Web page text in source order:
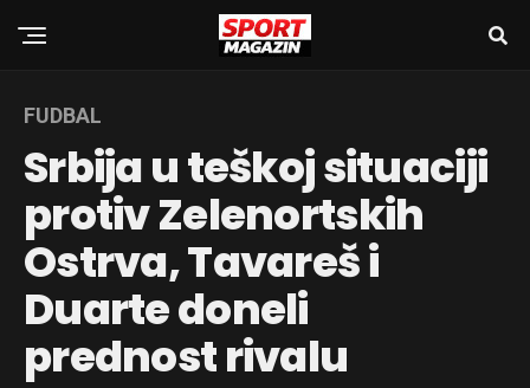
FUDBAL
Srbija u teškoj situaciji
protiv Zelenortskih
Ostrva, Tavareš i
Duarte doneli
prednost rivalu